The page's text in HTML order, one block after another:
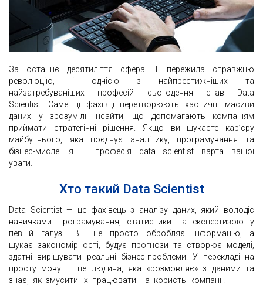
За останнє десятиліття сфера IT пережила справжню
революцію, і однією з найпрестижніших та
найзатребуваніших професій сьогодення став Data
Scientist. Саме ці фахівці перетворюють хаотичні масиви
даних у зрозумілі інсайти, що допомагають компаніям
приймати стратегічні рішення. Якщо ви шукаєте кар’єру
майбутнього, яка поєднує аналітику, програмування та
бізнес-мислення — професія data scientist варта вашої
уваги.
Хто такий Data Scientist
Data Scientist — це фахівець з аналізу даних, який володіє
навичками програмування, статистики та експертизою у
певній галузі. Він не просто обробляє інформацію, а
шукає закономірності, будує прогнози та створює моделі,
здатні вирішувати реальні бізнес-проблеми. У перекладі на
просту мову — це людина, яка «розмовляє» з даними та
знає, як змусити їх працювати на користь компанії.